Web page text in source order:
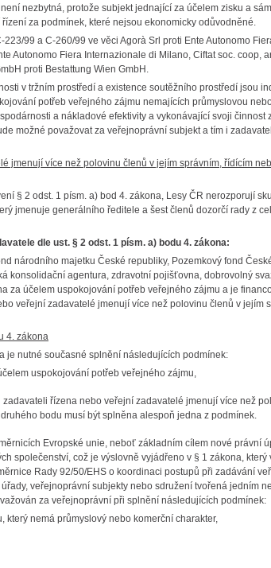
nezbytná, protože subjekt jednající za účelem zisku a
za podmínek, které nejsou ekonomicky odůvodněné.
99 a C-260/99 ve věci Agorà Srl proti Ente Autonomo
Autonomo Fiera Internazionale di Milano, Ciftat soc. coop,
proti Bestattung Wien GmbH.
v tržním prostředí a existence soutěžního prostředí jsou
potřeb veřejného zájmu nemajících průmyslovou
a nákladové efektivity a vykonávající svoji činnost
možné považovat za veřejnoprávní subjekt a tím i
jmenují více než polovinu členů v jejím správním, řídícím
§ 2 odst. 1 písm. a) bod 4. zákona, Lesy ČR nerozporují
jmenuje generálního ředitele a šest členů dozorčí rady z
dle ust. § 2 odst. 1 písm. a) bodu 4. zákona:
národního majetku České republiky, Pozemkový fond
konsolidační agentura, zdravotní pojišťovna, dobrovolný
za účelem uspokojování potřeb veřejného zájmu a je
veřejní zadavatelé jmenují více než polovinu členů v jejím
4. zákona
je nutné současné splnění následujících podmínek:
uspokojování potřeb veřejného zájmu,
řízena nebo veřejní zadavatelé jmenují více než
bodu musí být splněna alespoň jedna z podmínek.
Evropské unie, neboť základním cílem nové právní
společenství, což je výslovně vyjádřeno v § 1 zákona, který
Rady 92/50/EHS o koordinaci postupů při zadávání
veřejnoprávní subjekty nebo sdružení tvořená jedním
za veřejnoprávní při splnění následujících podmínek:
nemá průmyslový nebo komerční charakter,